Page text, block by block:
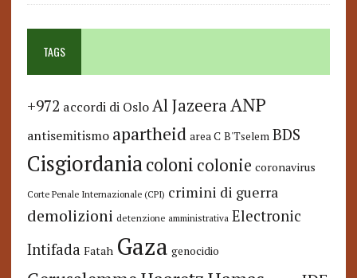
TAGS
+972 accordi di Oslo Al JazeeraANP
antisemitismo apartheid area C B'Tselem BDS
Cisgiordaniacoloni colonie coronavirus
Corte Penale Internazionale (CPI) crimini di guerra
demolizioni detenzione amministrativa Electronic
Intifada Fatah Gaza genocidio